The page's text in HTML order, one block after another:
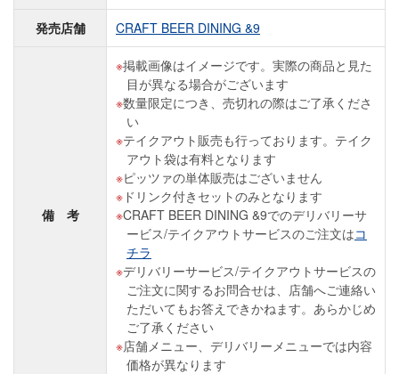
発売店舗 CRAFT BEER DINING &9
備 考
掲載画像はイメージです。実際の商品と見た
目が異なる場合がございます
数量限定につき、売切れの際はご了承くださ
い
テイクアウト販売も行っております。テイク
アウト袋は有料となります
ピッツァの単体販売はございません
ドリンク付きセットのみとなります
CRAFT BEER DINING &9でのデリバリーサ
ービス/テイクアウトサービスのご注文はコ
チラ
デリバリーサービス/テイクアウトサービスの
ご注文に関するお問合せは、店舗へご連絡い
ただいてもお答えできかねます。あらかじめ
ご了承ください
店舗メニュー、デリバリーメニューでは内容
価格が異なります